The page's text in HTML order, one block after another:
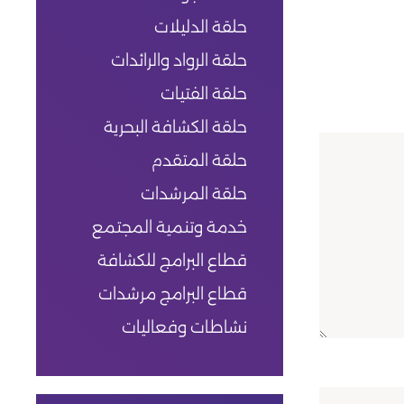
حلقة الدليلات
حلقة الرواد والرائدات
حلقة الفتيات
حلقة الكشافة البحرية
حلقة المتقدم
حلقة المرشدات
خدمة وتنمية المجتمع
قطاع البرامج للكشافة
قطاع البرامج مرشدات
نشاطات وفعاليات